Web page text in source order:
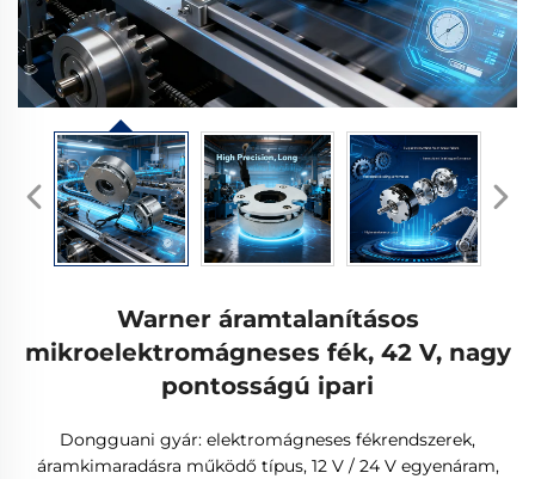
Warner áramtalanításos
mikroelektromágneses fék, 42 V, nagy
pontosságú ipari
Dongguani gyár: elektromágneses fékrendszerek,
áramkimaradásra működő típus, 12 V / 24 V egyenáram,